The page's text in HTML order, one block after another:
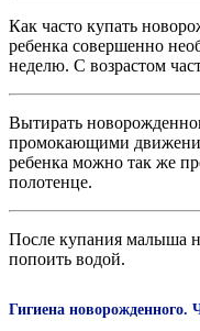
Как часто купать
ребенка совершенно
неделю. С возрастом
Вытирать
промокающими
ребенка можно так же
полотенце.
После купания малыша
попоить водой.
Гигиена новорожденного.